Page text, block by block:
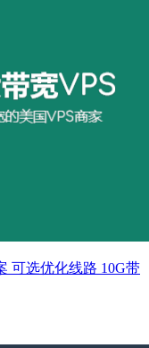
可选优化线路 10G带